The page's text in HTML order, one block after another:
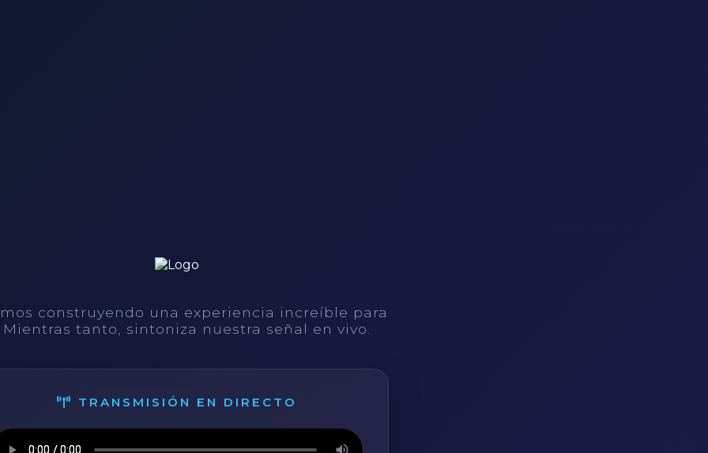
construyendo una experiencia increíble para
tanto, sintoniza nuestra señal en vivo.
TRANSMISIÓN EN DIRECTO